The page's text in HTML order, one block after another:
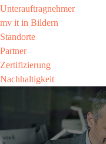
Unterauftragnehmer
mv it in Bildern​
Standorte
Partner​
Zertifizierung​
Nachhaltigkeit​